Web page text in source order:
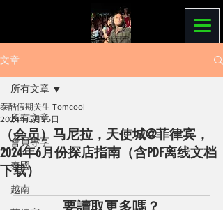
文章
所有文章
會員專享
泰國
越南
所有文章
（会员）马尼拉，天使城@菲律宾，
2024年6月份探店指南（含PDF离线文档
下载）
泰酷假期关生 Tomcool
2024年5月25日
要讀取更多嗎？